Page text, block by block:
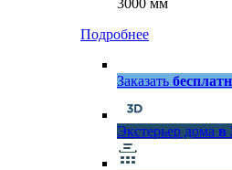
Подробнее
Заказать
Экстерьер дома в